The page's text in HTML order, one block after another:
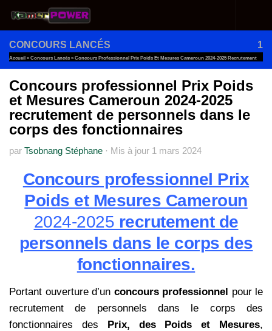
Au dessous du contenu
CONCOURS LANCÉS 1
Accueil » Concours Lancés » Concours Professionnel Prix Poids Et Mesures Cameroun 2024-2025 Recrutement
De Personnels Dans Le Corps Des Fonctionnaires
Concours professionnel Prix Poids
et Mesures Cameroun 2024-2025
recrutement de personnels dans le
corps des fonctionnaires
par Tsobnang Stéphane · Mis à jour 1 mars 2024
Concours professionnel Prix
Poids et Mesures Cameroun
2024-2025 recrutement de
personnels dans le corps des
fonctionnaires.
Portant ouverture d’un concours professionnel pour le
recrutement de personnels dans le corps des
fonctionnaires des Prix, des Poids et Mesures,